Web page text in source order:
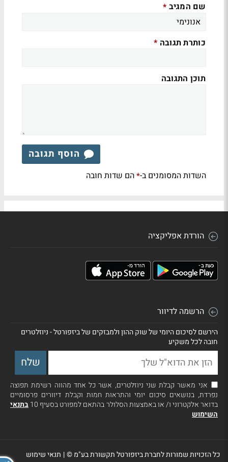
שם המגיב *
כותרת תגובה *
תוכן התגובה
הוסף תגובה
השדות המסומנים ב-*הם שדות חובה
הורדת אפליקציה
הרשמה לדיוור
הירשם לסיכום היומי של שוק ההון ולמבזקים של ביזפורטל - ניוזלטרים
חובה לכל משקיע
אני מאשר קבלת שני ניוזלטרים, אשר כל אחד מהווה רשימת תפוצה
נפרדת, בנושאים סיכום יומי והתראות חמות וקבלת דיוורים פרסומיים
בדואר אלקטרוני ו/ או באמצעות הסלולר בהתאם למפורט בסעיף 10
בתנאי
השימוש
כל הזכויות שמורות לחברת ביזפורטל תקשורת בע"מ ©| תנאי שימוש